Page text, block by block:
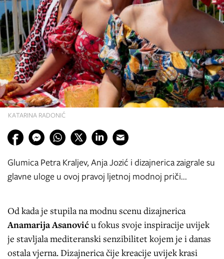
KATARINA RADONIĆ
Glumica Petra Kraljev, Anja Jozić i dizajnerica zaigrale su
glavne uloge u ovoj pravoj ljetnoj modnoj priči...
Od kada je stupila na modnu scenu dizajnerica
Anamarija Asanoviću fokus svoje inspiracije uvijek
je stavljala mediteranski senzibilitet kojem je i danas
ostala vjerna. Dizajnerica čije kreacije uvijek krasi